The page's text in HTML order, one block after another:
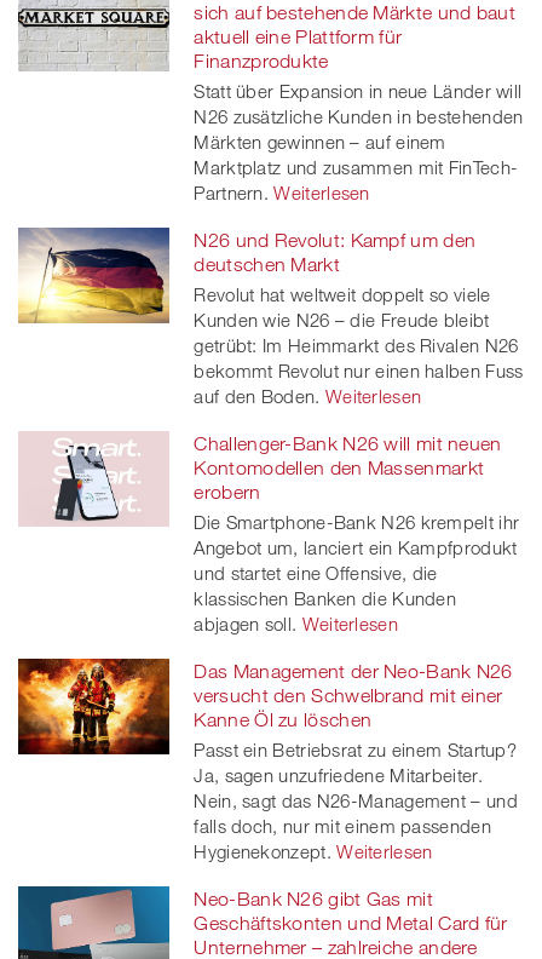
sich auf bestehende Märkte und baut
aktuell eine Plattform für
Finanzprodukte
Statt über Expansion in neue Länder will
N26 zusätzliche Kunden in bestehenden
Märkten gewinnen – auf einem
Marktplatz und zusammen mit FinTech-
Partnern. Weiterlesen
N26 und Revolut: Kampf um den
deutschen Markt
Revolut hat weltweit doppelt so viele
Kunden wie N26 – die Freude bleibt
getrübt: Im Heimmarkt des Rivalen N26
bekommt Revolut nur einen halben Fuss
auf den Boden. Weiterlesen
Challenger-Bank N26 will mit neuen
Kontomodellen den Massenmarkt
erobern
Die Smartphone-Bank N26 krempelt ihr
Angebot um, lanciert ein Kampfprodukt
und startet eine Offensive, die
klassischen Banken die Kunden
abjagen soll. Weiterlesen
Das Management der Neo-Bank N26
versucht den Schwelbrand mit einer
Kanne Öl zu löschen
Passt ein Betriebsrat zu einem Startup?
Ja, sagen unzufriedene Mitarbeiter.
Nein, sagt das N26-Management – und
falls doch, nur mit einem passenden
Hygienekonzept. Weiterlesen
Neo-Bank N26 gibt Gas mit
Geschäftskonten und Metal Card für
Unternehmer – zahlreiche andere